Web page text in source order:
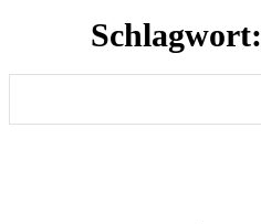
Schlagwort: